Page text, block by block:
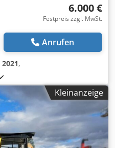
6.000 €
Festpreis zzgl. MwSt.
Anrufen
2021,
Kleinanzeige